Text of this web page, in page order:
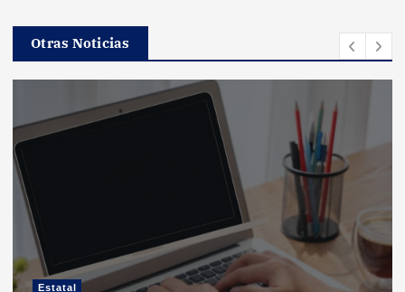
Otras Noticias
Estatal